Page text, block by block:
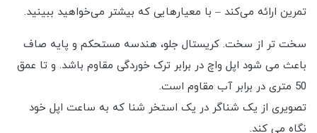
تمرین ارائه می‌کند – با معیارهایی که بیشتر می‌خواهید ببینید.
سخت تر از سخت. کریستال جلو، هندسه مستحکم و پایه صاف
باعث می شود اپل واچ در برابر ترک خوردگی مقاوم باشد. و تا عمق
50 متری در برابر آب مقاوم است.
تصویری از یک شناگر در یک استخر شنا که به ساعت اپل خود
نگاه می کند.